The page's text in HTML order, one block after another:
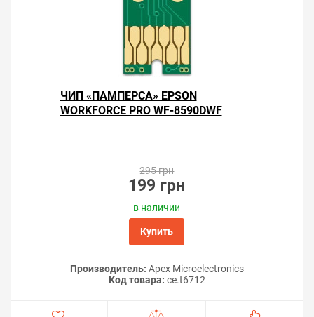
ЧИП «ПАМПЕРСА» EPSON
WORKFORCE PRO WF-8590DWF
295 грн
199 грн
в наличии
Купить
Производитель: Apex Microelectronics
Код товара: ce.t6712